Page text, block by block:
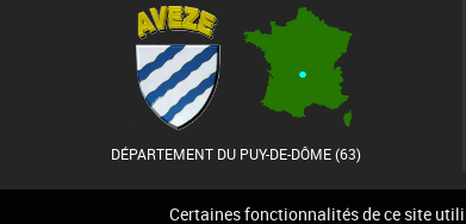
Certaines fonctionnalités de ce site
DÉPARTEMENT DU PUY-DE-DÔME (63)